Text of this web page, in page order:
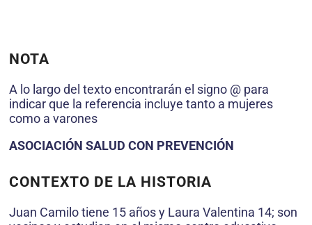
NOTA
A lo largo del texto encontrarán el signo @ para
indicar que la referencia incluye tanto a mujeres
como a varones
ASOCIACIÓN SALUD CON PREVENCIÓN
CONTEXTO DE LA HISTORIA
Juan Camilo tiene 15 años y Laura Valentina 14; son